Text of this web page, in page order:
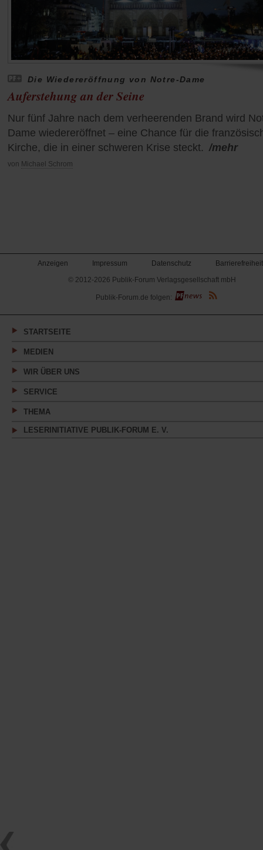
Die Wiedereröffnung von Notre-Dame
Auferstehung an der Seine
Nur fünf Jahre nach dem verheerenden Brand wird
Dame wiedereröffnet – eine Chance für die
Kirche, die in einer schweren Krise steckt. /mehr
von Michael Schrom
Anzeigen Impressum Datenschutz
Barrierefreiheit
© 2012-2026 Publik-Forum Verlagsgesellschaft mbH
(Öffnet
in
neuen
Publik-Forum.de folgen:
STARTSEITE
MEDIEN
WIR ÜBER UNS
SERVICE
THEMA
LESERINITIATIVE PUBLIK-FORUM E. V.